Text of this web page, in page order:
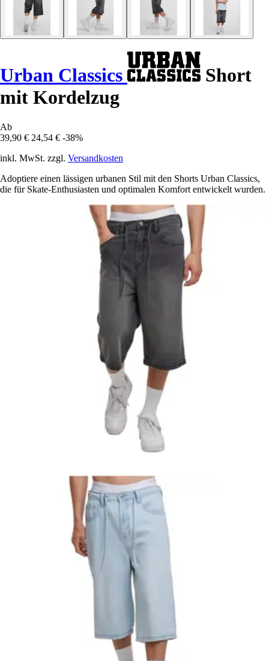
Urban Classics
Short
mit Kordelzug
Ab
39,90 € 24,54 € -38%
inkl. MwSt. zzgl. Versandkosten
Adoptiere einen lässigen urbanen Stil mit den Shorts Urban Classics,
die für Skate-Enthusiasten und optimalen Komfort entwickelt wurden.